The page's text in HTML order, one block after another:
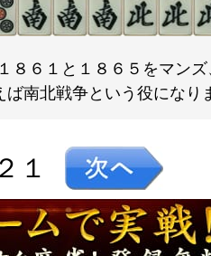
８６１と１８６５をマンズ
南北戦争という役になり
１